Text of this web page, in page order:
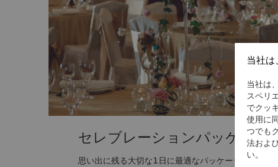
セレブレーションパッケージ
思い出に残る大切な1日に最適なパッケージをご用意
当社は
当社は
スペリ
でクッ
使用に
つでも
法およ
い。